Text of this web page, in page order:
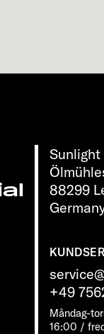
Sunlight
88299
+49
Måndag-
16:00 /